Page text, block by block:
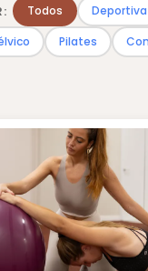
Todos Deportiva
Pilates